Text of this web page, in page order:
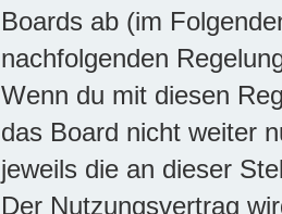
Boards ab (im
nachfolgenden
Wenn du mit diesen
das Board nicht weiter
jeweils die an dieser
Der Nutzungsvertrag